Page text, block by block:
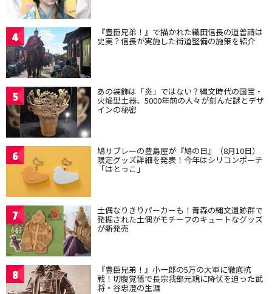
4 『豊臣兄弟！』で描かれた織田信長の道普請は
史実？信長が実施した街道整備の施策を紹介
5 あの装飾は「炎」ではない？縄文時代の国宝・
火焔型土器、5000年前の人々が刻んだ謎とデザ
インの秘密
6 鳩サブレーの豊島屋が『鳩の日』（8月10日）
限定グッズ詳細を発表！今年はシリコンポーチ
「はとっこ」
7 土偶なりきりパーカーも！青森の縄文遺跡群で
発掘された土偶がモチーフのキュートなグッズ
が新発売
8 『豊臣兄弟！』小一郎の5万の大軍に徹底抗
戦！切腹覚悟で長宗我部元親に降伏を迫った武
将・谷忠澄の生涯